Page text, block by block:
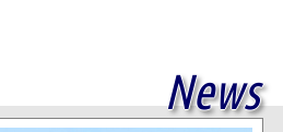
News